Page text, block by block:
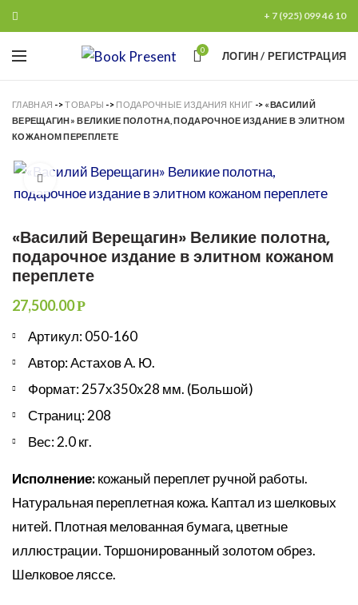
+ 7 (925) 099 46 10
0 ЛОГИН / РЕГИСТРАЦИЯ
ГЛАВНАЯ ->ТОВАРЫ -> ПОДАРОЧНЫЕ ИЗДАНИЯ КНИГ -> «ВАСИЛИЙ
ВЕРЕЩАГИН» ВЕЛИКИЕ ПОЛОТНА, ПОДАРОЧНОЕ ИЗДАНИЕ В ЭЛИТНОМ
КОЖАНОМ ПЕРЕПЛЕТЕ
Увеличить
«Василий Верещагин» Великие полотна,
подарочное издание в элитном кожаном
переплете
27,500.00Р
Артикул: 050-160
Автор: Астахов А. Ю.
Формат: 257х350х28 мм. (Большой)
Страниц: 208
Вес: 2.0 кг.
Исполнение:кожаный переплет ручной работы.
Натуральная переплетная кожа. Каптал из шелковых
нитей. Плотная мелованная бумага, цветные
иллюстрации. Торшонированный золотом обрез.
Шелковое ляссе.